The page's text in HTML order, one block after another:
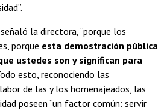
la directora, “porque los
porque esta demostración pública
ustedes son y significan para
esto, reconociendo las
de las y los homenajeados, las
poseen “un factor común: servir